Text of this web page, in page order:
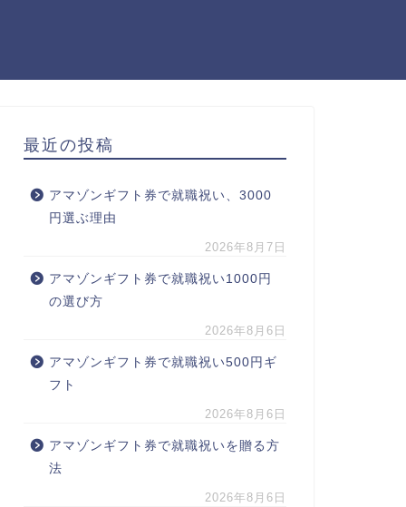
最近の投稿
アマゾンギフト券で就職祝い、3000
円選ぶ理由
2026年8月7日
アマゾンギフト券で就職祝い1000円
の選び方
2026年8月6日
アマゾンギフト券で就職祝い500円ギ
フト
2026年8月6日
アマゾンギフト券で就職祝いを贈る方
法
2026年8月6日